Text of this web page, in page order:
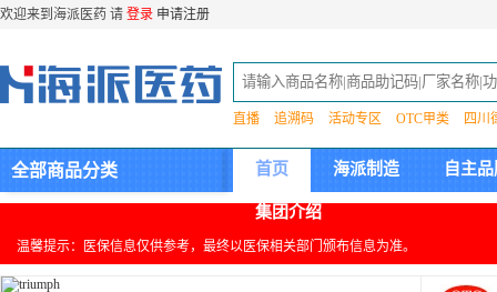
欢迎来到海派医药 请 登录 申请注册
直播 追溯码 活动专区 OTC甲类 四川
全部商品分类 首页 海派制造 自主
集团介绍
温馨提示：医保信息仅供参考，最终以医保相关部门颁布信息为准。